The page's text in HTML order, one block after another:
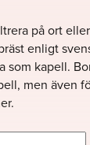
på ort
enligt
som kapell.
men även